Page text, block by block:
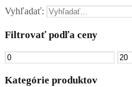
Vyhľadať:
Filtrovať podľa ceny
Kategórie produktov